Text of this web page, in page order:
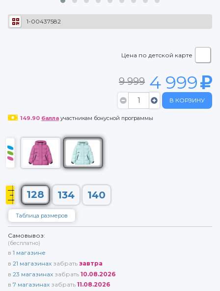
1-00437582
Цена по детской карте
9 999 4 999
В КОРЗИНУ
149.90 баллаучастникам бонусной программы
128 134 140
Таблица размеров
Самовывоз:
(бесплатно)
в 1 магазине
в 21 магазинах забрать завтра
в 23 магазинах забрать 10.08.2026
в 7 магазинах забрать 11.08.2026